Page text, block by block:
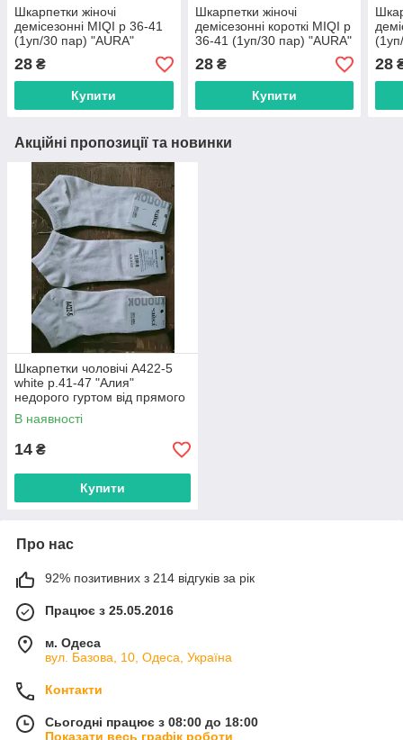
Шкарпетки жіночі
демісезонні MIQI р 36-41
(1уп/30 пар) "AURA"
купити гуртом в Одесі на 7
км
28 ₴
Купити
Шкарпетки жіночі
демісезонні короткі MIQI р
36-41 (1уп/30 пар) "AURA"
купити гуртом в Одесі на 7
км
28₴
Купити
км
28
Акційні пропозиції та новинки
Шкарпетки чоловічі A422-5
white р.41-47 "Алия"
недорого гуртом від прямого
постачальника
В наявності
14 ₴
Купити
Про нас
92% позитивних з 214 відгуків за рік
Працює з 25.05.2016
м. Одеса
вул. Базова, 10, Одеса, Україна
Контакти
Сьогодні працює з 08:00 до 18:00
Показати весь графік роботи